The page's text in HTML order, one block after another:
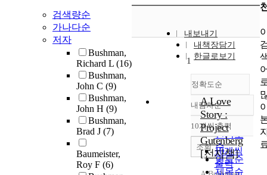
검색량순
가나다순
저자
Bushman,
Richard L (16)
Bushman,
John C (9)
Bushman,
John H (9)
Bushman,
Brad J (7)
Baumeister,
Roy F (6)
내보내기
내책장담기
한글로보기
정확도순
정확도
순
인기도
순
연도순
제목순
내림차순
내림차순
10개씩 출력
10개씩
출력
조회
1
A Love
Story :
Project
Gutenberg
[전자책]